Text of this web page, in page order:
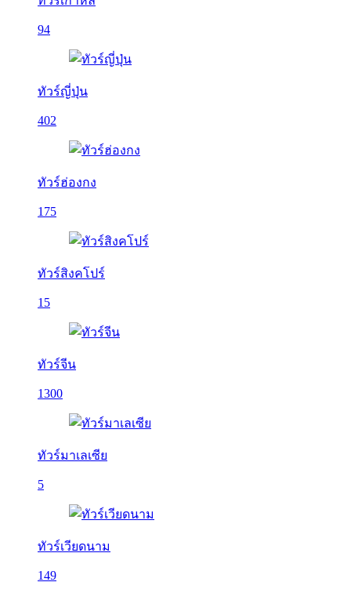
94
ทัวร์ญี่ปุ่น
402
ทัวร์ฮ่องกง
175
ทัวร์สิงคโปร์
15
ทัวร์จีน
1300
ทัวร์มาเลเซีย
5
ทัวร์เวียดนาม
149